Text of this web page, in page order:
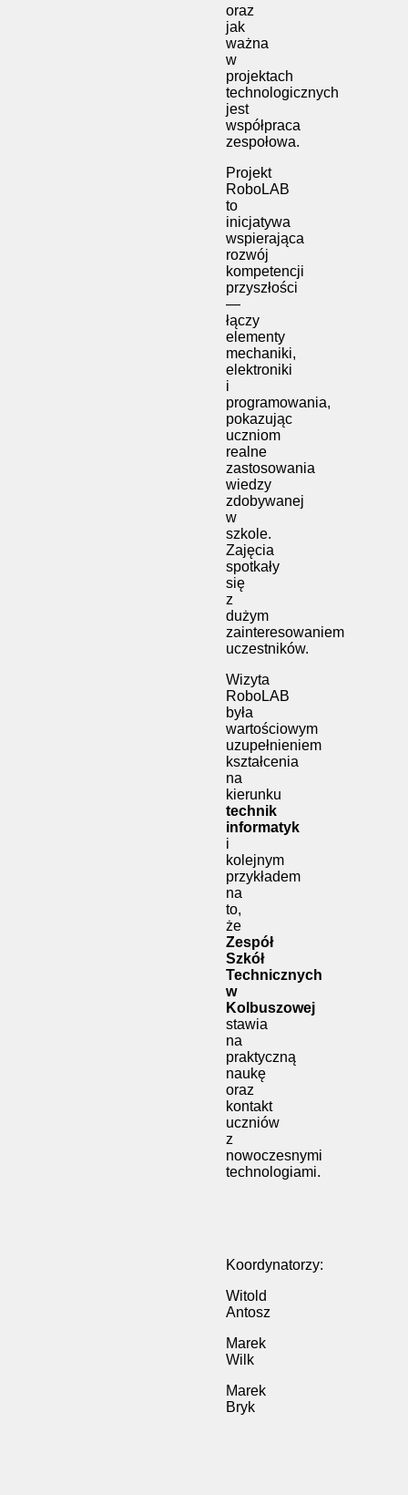
oraz
jak
ważna
w
projektach
technologicznych
jest
współpraca
zespołowa.
Projekt
RoboLAB
to
inicjatywa
wspierająca
rozwój
kompetencji
przyszłości
—
łączy
elementy
mechaniki,
elektroniki
i
programowania,
pokazując
uczniom
realne
zastosowania
wiedzy
zdobywanej
w
szkole.
Zajęcia
spotkały
się
z
dużym
zainteresowaniem
uczestników.
Wizyta
RoboLAB
była
wartościowym
uzupełnieniem
kształcenia
na
kierunku
technik
informatyk
i
kolejnym
przykładem
na
to,
że
Zespół
Szkół
Technicznych
w
Kolbuszowej
stawia
na
praktyczną
naukę
oraz
kontakt
uczniów
z
nowoczesnymi
technologiami.
Koordynatorzy:
Witold
Antosz
Marek
Wilk
Marek
Bryk